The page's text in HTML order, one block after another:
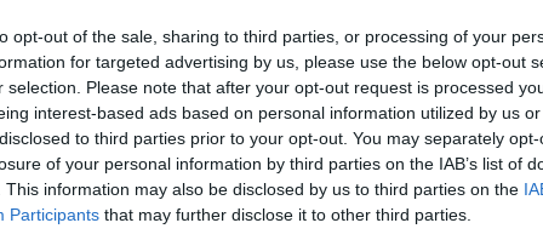
opt-out of the sale, sharing to third parties, or processing of your
for targeted advertising by us, please use the below opt-out
selection. Please note that after your opt-out request is processed
interest-based ads based on personal information utilized by us
to third parties prior to your opt-out. You may separately
of your personal information by third parties on the IAB’s list of
This information may also be disclosed by us to third parties on the
Participants that may further disclose it to other third parties.
keresünk kényelmes kinti pihenőhelyet,